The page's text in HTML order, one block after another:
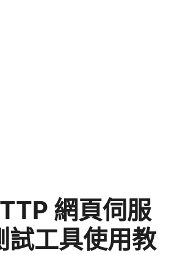
網頁伺服
試工具使用教